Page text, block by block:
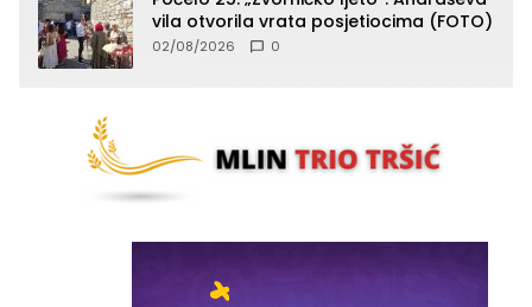
vila otvorila vrata posjetiocima (FOTO)
02/08/2026 0